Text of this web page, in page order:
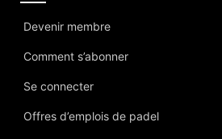
Devenir membre
Comment s’abonner
Se connecter
Offres d’emplois de padel